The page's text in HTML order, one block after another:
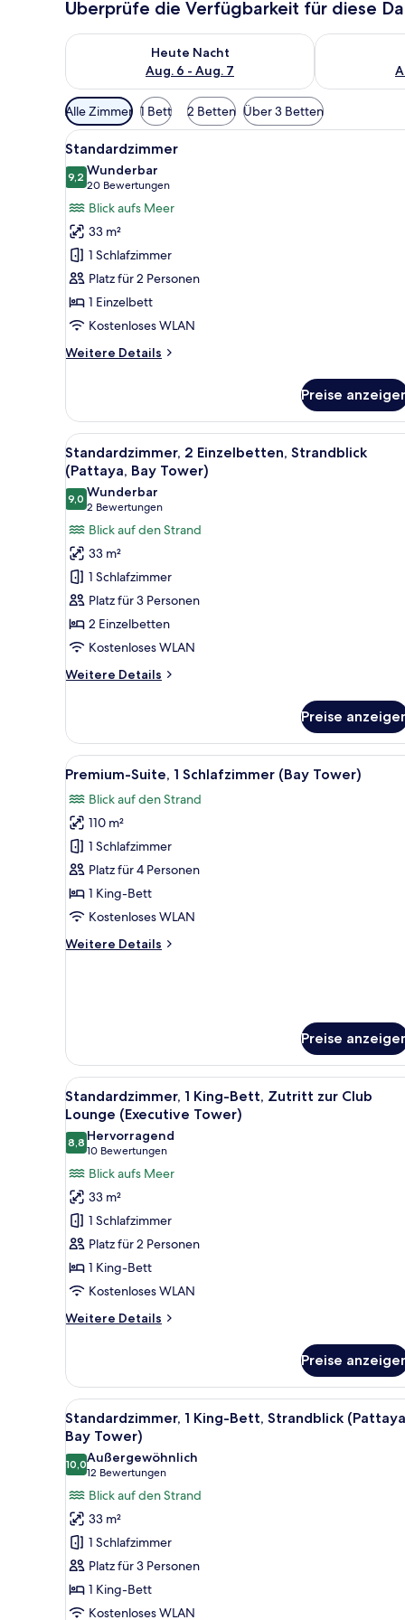
Überprüfe die Verfügbarkeit für diese
Heute Nacht
Aug. 6 - Aug. 7
Überprüfe die Verfügbarkeit für heute Nacht, Aug. 6
Überprüfe
Verfügbare
Filter
für
Zimmer
Alle Zimmer 1 Bett 2 Betten Über 3 Betten
Alle
Fotos
für
Standardzimmer
anzeigen
Ein modernes Hotelzimmer
7
Standardzimmer
9,29,2 von 10
Wunderbar
20 Bewertungen
(20
Bewertungen)
Blick aufs Meer
33 m²
1 Schlafzimmer
Platz für 2 Personen
1 Einzelbett
Kostenloses WLAN
Weitere Details
Weitere
Preise
Alle
Fotos
für
Standardzimmer,
2 Einzelbetten,
Strandblick
(Pattaya,
Bay
Tower)
anzeigen
Ein Hotelzimmer mit zwei
8
Standardzimmer, 2 Einzelbetten, Strandblick
(Pattaya, Bay Tower)
9,09,0 von 10
Wunderbar
2 Bewertungen
(2
Bewertungen)
Blick auf den Strand
33 m²
1 Schlafzimmer
Platz für 3 Personen
2 Einzelbetten
Kostenloses WLAN
Weitere Details
Weitere
2 Einzelbetten,
Strandblick
(Pattaya,
Tower)
Preise
Alle
Fotos
für
Premium-
Suite,
1
Schlafzimmer
(Bay
anzeigen
Ein modernes Wohnzimmer
6
Premium-Suite, 1 Schlafzimmer (Bay Tower)
Blick auf den Strand
110 m²
1 Schlafzimmer
Platz für 4 Personen
1 King-Bett
Kostenloses WLAN
Weitere Details
Weitere
(Bay
Tower)
Preise
Alle
Fotos
für
Standardzimmer,
1 King-
Bett,
Zutritt
zur
Club
Lounge
(Executive
Tower)
Ein Hotelzimmer mit Bett,
7
Standardzimmer, 1 King-Bett, Zutritt zur Club
Lounge (Executive Tower)
8,88,8 von 10
Hervorragend
10 Bewertungen
(10
Bewertungen)
Blick aufs Meer
33 m²
1 Schlafzimmer
Platz für 2 Personen
1 King-Bett
Kostenloses WLAN
Weitere Details
Weitere
1 King-
Bett,
Zutritt
zur
Club
Lounge
(Executive
Tower)
Preise
Alle
Fotos
für
Standardzimmer,
1 King-
Bett,
Strandblick
(Pattaya,
Bay
Tower)
anzeigen
Ein modernes Hotelzimmer
10
Standardzimmer, 1 King-Bett, Strandblick
Bay Tower)
10,010,0 von 10
Außergewöhnlich
12 Bewertungen
(12
Bewertungen)
Blick auf den Strand
33 m²
1 Schlafzimmer
Platz für 3 Personen
1 King-Bett
Kostenloses WLAN